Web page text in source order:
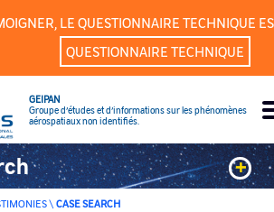
LE QUESTIONNAIRE TECHNIQUE
QUESTIONNAIRE TECHNIQUE
GEIPAN
Groupe d’études et d’informations sur les phénomènes
aérospatiaux non identifiés.
+
\ CASE SEARCH